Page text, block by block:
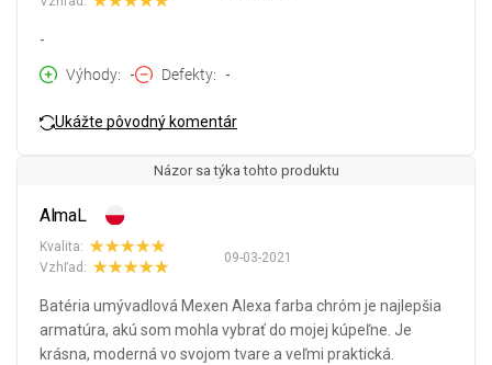
-
Výhody
- Defekty -
Ukážte pôvodný komentár
Názor sa týka tohto produktu
AlmaL
09-03-2021
Kvalita:
Vzhľad:
Batéria umývadlová Mexen Alexa farba chróm je najlepšia
armatúra, akú som mohla vybrať do mojej kúpeľne. Je
krásna, moderná vo svojom tvare a veľmi praktická.